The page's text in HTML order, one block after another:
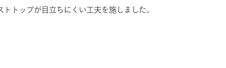
トップが目立ちにくい工夫を施しました。